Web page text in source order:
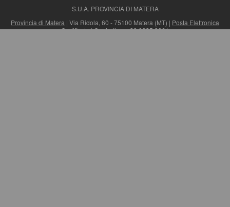
S.U.A. PROVINCIA DI MATERA
Provincia di Matera | Via Ridola, 60 - 75100 Matera (MT) | Posta Elettronica
Certificata| Centralino: +39 0835 3061